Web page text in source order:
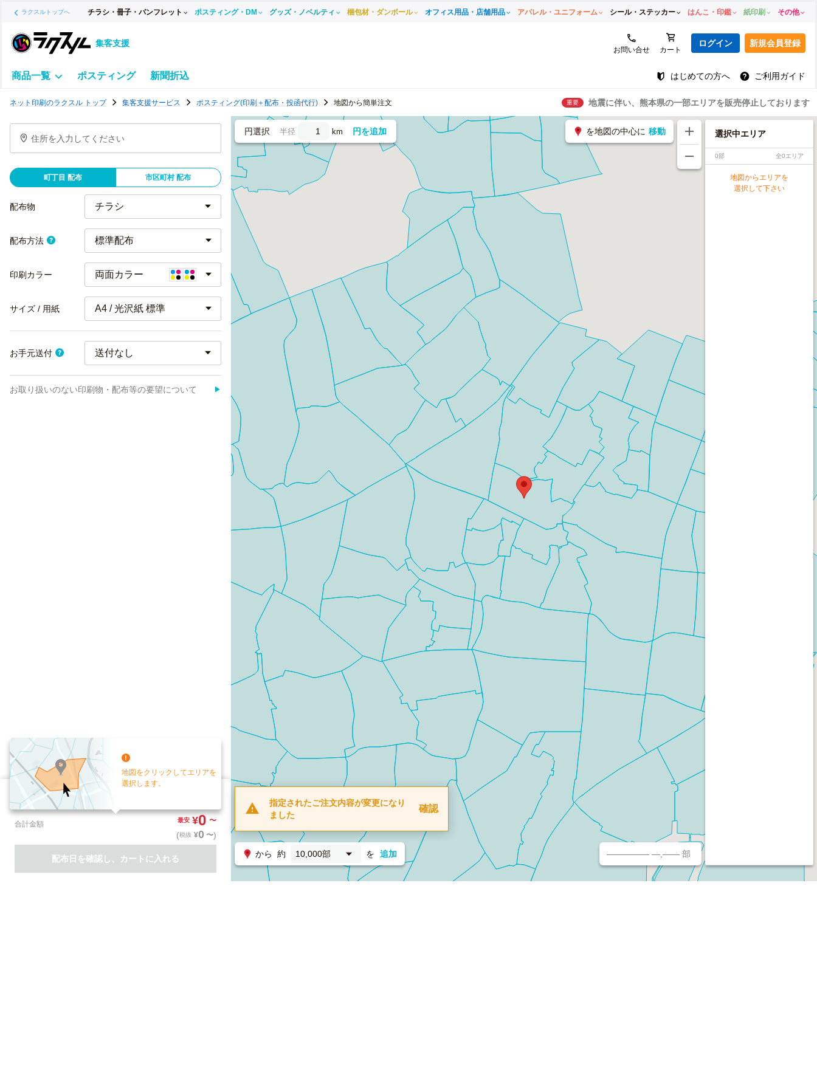
ラクスルトップへ チラシ・冊子・パンフレット ポスティング・DM グッズ・ノベルティ 梱包材・ダンボール オフィス用品・店舗用品 アパレル・ユニフォーム シール・ステッカー はんこ・印鑑 紙印刷 その他
集客支援
お問い合せ カート
ログイン 新規会員登録
商品一覧 ポスティング 新聞折込 はじめての方へ ご利用ガイド
テ
グ
ラ
ネット印刷のラクスル トップ 集客支援サービス ポスティング(印刷＋配布・投函代行) 地図から簡単注文 重要 地震に伴い、熊本県の一部エリアを販売停止しております
住所を入力してください
町丁目 配布 市区町村 配布
配布物
配布方法 標準配布
印刷カラー 両面カラー
サイズ / 用紙 A4 / 光沢紙 標準
お手元送付
お取り扱いのない印刷物・配布等の要望について ▶
地図をクリックしてエリアを
選択します。
配布部数
お手元送付
合計金額 最安 ¥0 〜
(税抜 ¥0 〜)
配布日を確認し、カートに入れる
円選択 半径 km 円を追加
指定されたご注文内容が変更になり
ました
確認
から 約 10,000部 を 追加
を地図の中心に 移動
————— —,—— 部
選択中エリア
0部 全0エリア
地図からエリアを
選択して下さい